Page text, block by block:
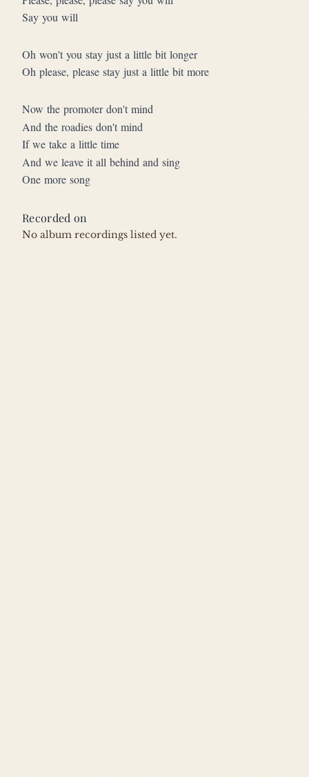
Say you will
Oh won't you stay just a little bit longer
Oh please, please stay just a little bit more
Now the promoter don't mind
And the roadies don't mind
If we take a little time
And we leave it all behind and sing
One more song
Recorded on
No album recordings listed yet.